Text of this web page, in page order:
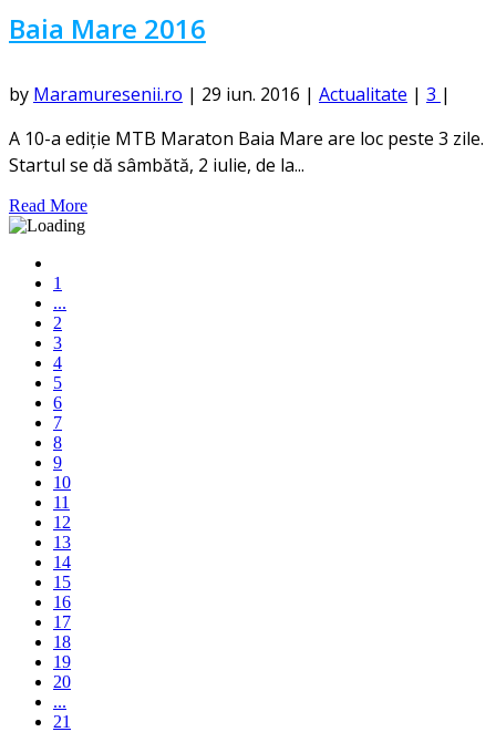
Baia Mare 2016
by Maramuresenii.ro | 29 iun. 2016 | Actualitate | 3 |
A 10-a ediție MTB Maraton Baia Mare are loc peste 3 zile.
Startul se dă sâmbătă, 2 iulie, de la...
Read More
1
...
2
3
4
5
6
7
8
9
10
11
12
13
14
15
16
17
18
19
20
...
21